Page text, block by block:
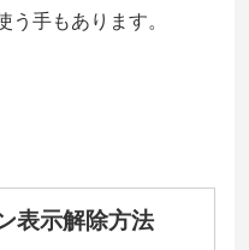
う手もあります。
表示解除方法